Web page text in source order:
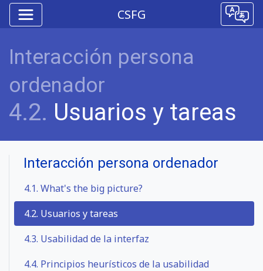
CSFG
Interacción persona
ordenador
4.2. Usuarios y tareas
Interacción persona ordenador
4.1. What's the big picture?
4.2. Usuarios y tareas
4.3. Usabilidad de la interfaz
4.4. Principios heurísticos de la usabilidad